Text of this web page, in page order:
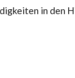
in den